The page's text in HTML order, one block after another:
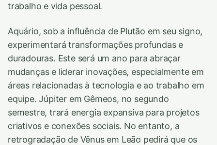
trabalho e vida pessoal.
Aquário, sob a influência de Plutão em seu signo,
experimentará transformações profundas e
duradouras. Este será um ano para abraçar
mudanças e liderar inovações, especialmente em
áreas relacionadas à tecnologia e ao trabalho em
equipe. Júpiter em Gêmeos, no segundo
semestre, trará energia expansiva para projetos
criativos e conexões sociais. No entanto, a
retrogradação de Vênus em Leão pedirá que os